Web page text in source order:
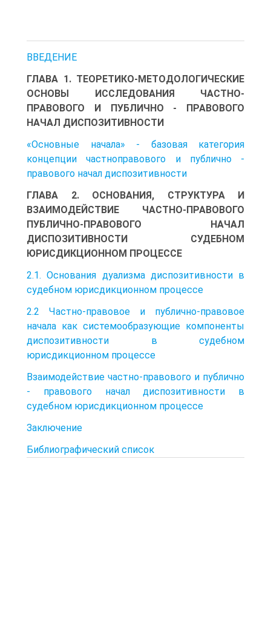
ВВЕДЕНИЕ
ГЛАВА 1. ТЕОРЕТИКО-МЕТОДОЛОГИЧЕСКИЕ
ОСНОВЫ ИССЛЕДОВАНИЯ ЧАСТНО-
ПРАВОВОГО И ПУБЛИЧНО - ПРАВОВОГО
НАЧАЛ ДИСПОЗИТИВНОСТИ
«Основные начала» - базовая категория
концепции частноправового и публично -
правового начал диспозитивности
ГЛАВА 2. ОСНОВАНИЯ, СТРУКТУРА И
ВЗАИМОДЕЙСТВИЕ ЧАСТНО-ПРАВОВОГО
ПУБЛИЧНО-ПРАВОВОГО НАЧАЛ
ДИСПОЗИТИВНОСТИ СУДЕБНОМ
ЮРИСДИКЦИОННОМ ПРОЦЕССЕ
2.1. Основания дуализма диспозитивности в
судебном юрисдикционном процессе
2.2 Частно-правовое и публично-правовое
начала как системообразующие компоненты
диспозитивности в судебном
юрисдикционном процессе
Взаимодействие частно-правового и публично
- правового начал диспозитивности в
судебном юрисдикционном процессе
Заключение
Библиографический список